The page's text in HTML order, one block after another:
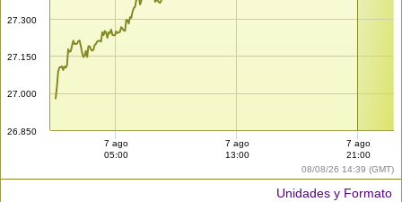
08/08/26 14:39 (GMT)
26.850
27.000
27.150
27.300
7 ago
05:00
7 ago
13:00
7 ago
21:00
Unidades y Formato